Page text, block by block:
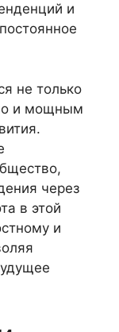
и
не только
и мощным
через
в этой
и